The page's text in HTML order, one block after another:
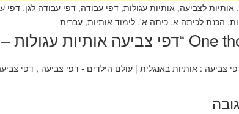
, אותיות לצביעה, אותיות עגולות, דפי עבודה, דפי עבודה לגן, דפי
, הכנת לכיתה א, כיתה א', לימוד אותיות, עברית
One דפי צביעה אותיות עגולות
צביעה : אותיות באנגלית | עולם הילדים - דפי צביעה , דפי